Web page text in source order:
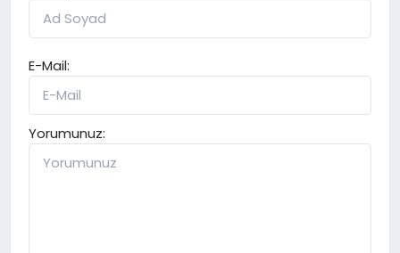
E-Mail:
Yorumunuz: